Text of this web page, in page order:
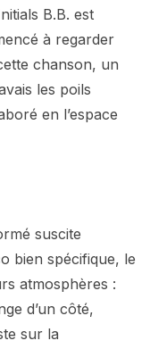
B.B. est
à regarder
chanson, un
les poils
en l’espace
suscite
bien spécifique, le
atmosphères :
d’un côté,
sur la